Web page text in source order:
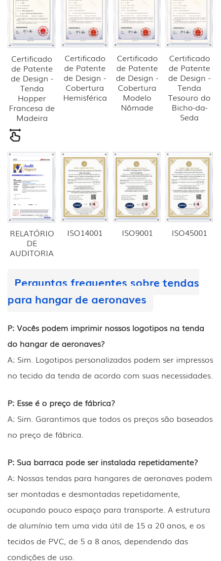
Certificado
de Patente
de Design -
Tenda
Hopper
Francesa de
Madeira
Certificado
de Patente
de Design -
Cobertura
Hemisférica
Certificado
de Patente
de Design -
Cobertura
Modelo
Nômade
Certificado
de Patente
de Design -
Tenda
Tesouro do
Bicho-da-
Seda
RELATÓRIO
DE
AUDITORIA
ISO14001 ISO9001 ISO45001
Perguntas frequentes sobre tendas
para hangar de aeronaves
P: Vocês podem imprimir nossos logotipos na tenda
do hangar de aeronaves?
A: Sim. Logotipos personalizados podem ser impressos
no tecido da tenda de acordo com suas necessidades.
P: Esse é o preço de fábrica?
A: Sim. Garantimos que todos os preços são baseados
no preço de fábrica.
P: Sua barraca pode ser instalada repetidamente?
A: Nossas tendas para hangares de aeronaves podem
ser montadas e desmontadas repetidamente,
ocupando pouco espaço para transporte. A estrutura
de alumínio tem uma vida útil de 15 a 20 anos, e os
tecidos de PVC, de 5 a 8 anos, dependendo das
condições de uso.